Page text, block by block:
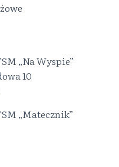
„Na Wyspie”
10
„Matecznik”